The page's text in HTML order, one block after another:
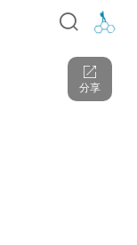
分享